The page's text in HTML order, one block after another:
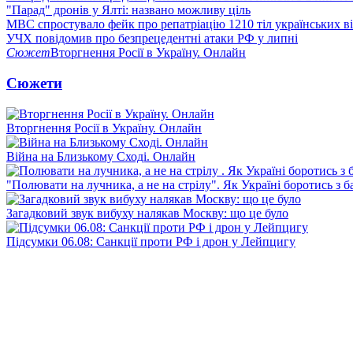
"Парад" дронів у Ялті: названо можливу ціль
МВС спростувало фейк про репатріацію 1210 тіл українських
УЧХ повідомив про безпрецедентні атаки РФ у липні
СюжетВторгнення Росії в Україну. Онлайн
Сюжети
Вторгнення Росії в Україну. Онлайн
Війна на Близькому Сході. Онлайн
"Полювати на лучника, а не на стрілу". Як Україні боротись з
Загадковий звук вибуху налякав Москву: що це було
Підсумки 06.08: Санкції проти РФ і дрон у Лейпцигу